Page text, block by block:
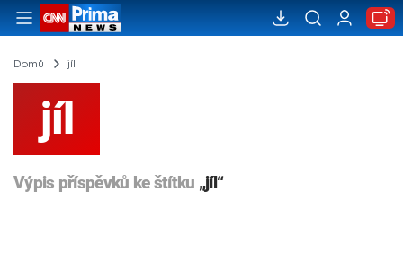
Domů jíl
jíl
Výpis příspěvků ke štítku „jíl“